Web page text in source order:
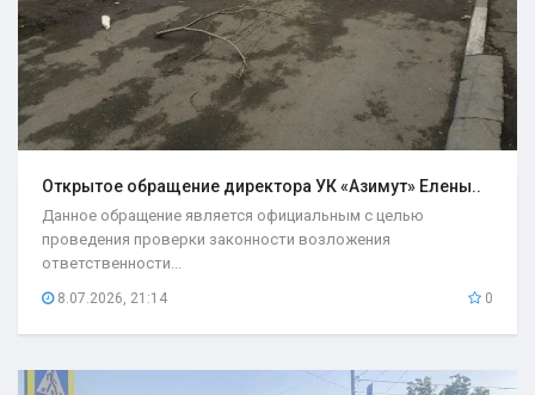
Открытое обращение директора УК «Азимут» Елены..
Данное обращение является официальным с целью
проведения проверки законности возложения
ответственности...
8.07.2026, 21:14 0